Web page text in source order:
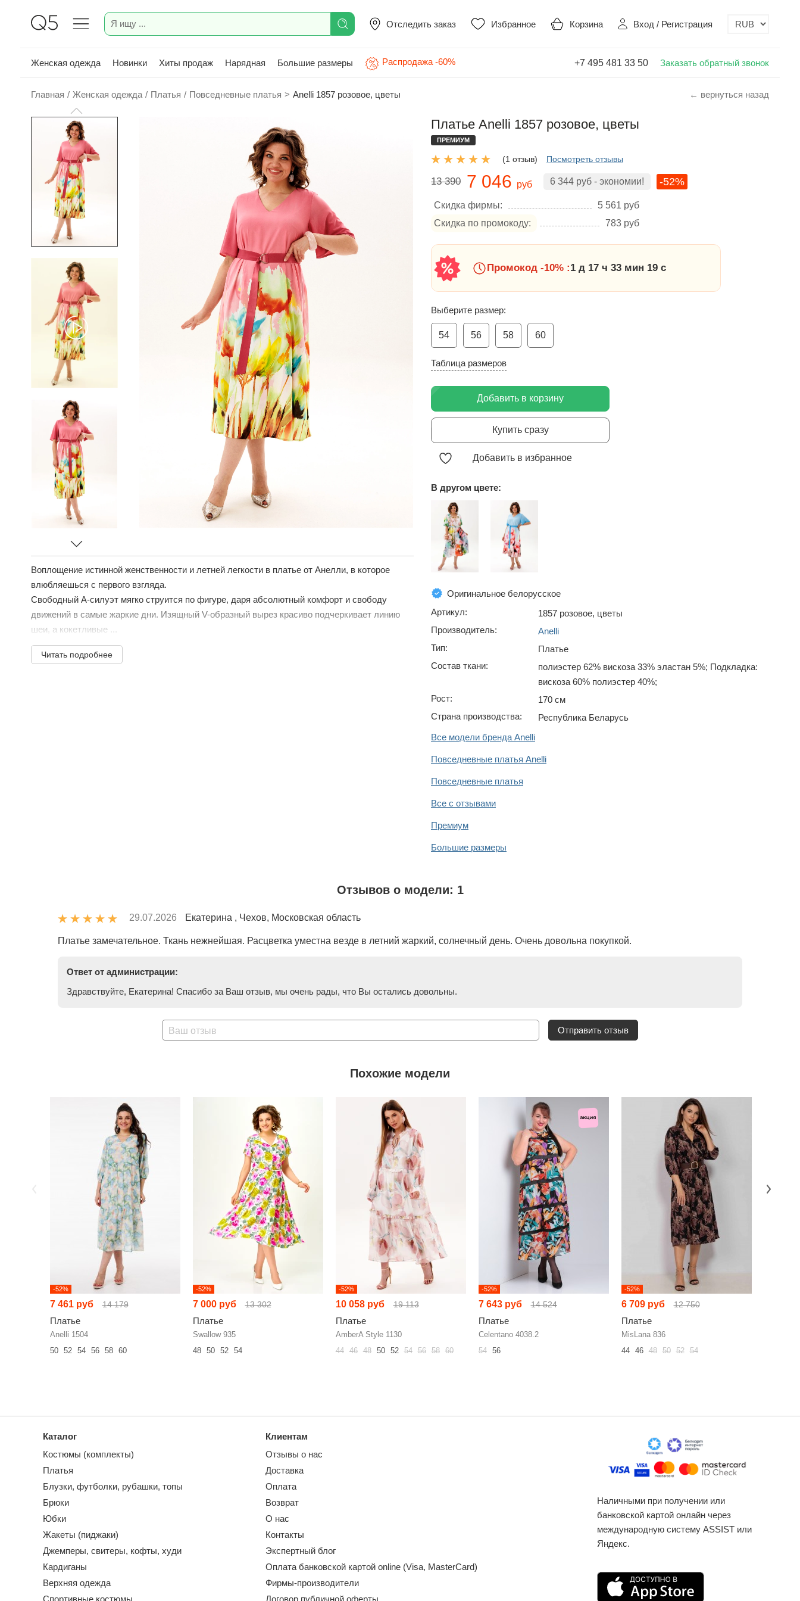
Отследить заказ Избранное Корзина Вход / Регистрация
Женская одежда Новинки Хиты продаж Нарядная Большие размеры Распродажа -60% +7 495 481 33 50 Заказать обратный звонок
Главная / Женская одежда / Платья / Повседневные платья > Anelli 1857 розовое, цветы ← вернуться назад
Воплощение истинной женственности и летней легкости в платье от Анелли, в которое
влюбляешься с первого взгляда.
Свободный А-силуэт мягко струится по фигуре, даря абсолютный комфорт и свободу
движений в самые жаркие дни. Изящный V-образный вырез красиво подчеркивает линию
шеи, а кокетливые ...
Читать подробнее
Платье Anelli 1857 розовое, цветы
ПРЕМИУМ
(1 отзыв) Посмотреть отзывы
13 390 7 046 руб 6 344 руб - экономии! -52%
Скидка фирмы: 5 561 руб
Скидка по промокоду:
783 руб
Промокод -10% :1 д 17 ч 33 мин 19 с
Выберите размер:
54 56 58 60
Таблица размеров
Добавить в корзину
Купить сразу
Добавить в избранное
В другом цвете:
Оригинальное белорусское
Артикул:
1857 розовое, цветы
Производитель:
Anelli
Тип:
Платье
Состав ткани:
полиэстер 62% вискоза 33% эластан 5%; Подкладка:
вискоза 60% полиэстер 40%;
Рост:
170 см
Страна производства:
Республика Беларусь
Все модели бренда Anelli
Повседневные платья Anelli
Повседневные платья
Все с отзывами
Премиум
Большие размеры
Отзывов о модели: 1
29.07.2026 Екатерина , Чехов, Московская область
Платье замечательное. Ткань нежнейшая. Расцветка уместна везде в летний жаркий, солнечный день. Очень довольна покупкой.
Ответ от администрации:
Здравствуйте, Екатерина! Спасибо за Ваш отзыв, мы очень рады, что Вы остались довольны.
Ваш отзыв Отправить отзыв
Похожие модели
-52%
7 461 руб 14 179
Платье
Anelli 1504
50
52 54 56 58 60
-52%
7 000 руб 13 302
Платье
Swallow 935
48
50 52 54
-52%
10 058 руб 19 113
Платье
AmberA Style 1130
44 46 48 50 52 54 56 58 60
-52%
7 643 руб 14 524
Платье
Celentano 4038.2
54
56
-52%
6 709 руб 12 750
Платье
MisLana 836
44
46 48 50 52 54
Каталог
Костюмы (комплекты)
Платья
Блузки, футболки, рубашки, топы
Брюки
Юбки
Жакеты (пиджаки)
Джемперы, свитеры, кофты, худи
Кардиганы
Верхняя одежда
Спортивные костюмы
Клиентам
Отзывы о нас
Доставка
Оплата
Возврат
О нас
Контакты
Экспертный блог
Оплата банковской картой online (Visa, MasterCard)
Фирмы-производители
Договор публичной оферты
Наличными при получении или
банковской картой онлайн через
международную систему ASSIST или
Яндекс.